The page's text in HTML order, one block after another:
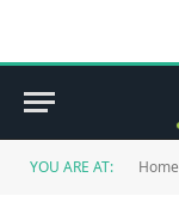
YOU ARE AT: Home